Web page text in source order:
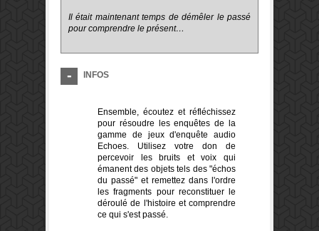
Il était maintenant temps de démêler le passé
pour comprendre le présent…
INFOS
Ensemble, écoutez et réfléchissez
pour résoudre les enquêtes de la
gamme de jeux d'enquête audio
Echoes. Utilisez votre don de
percevoir les bruits et voix qui
émanent des objets tels des "échos
du passé" et remettez dans l'ordre
les fragments pour reconstituer le
déroulé de l'histoire et comprendre
ce qui s'est passé.